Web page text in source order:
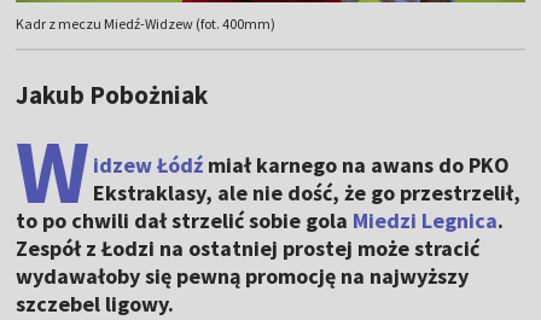
Kadr z meczu Miedź-Widzew (fot. 400mm)
Jakub Pobożniak
W idzew Łódź miał karnego na awans do PKO
Ekstraklasy, ale nie dość, że go przestrzelił,
to po chwili dał strzelić sobie gola Miedzi Legnica.
Zespół z Łodzi na ostatniej prostej może stracić
wydawałoby się pewną promocję na najwyższy
szczebel ligowy.